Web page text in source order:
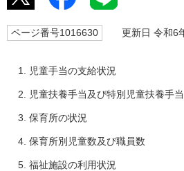
ページ番号1016630 更新日 令和6
児童手当の支給状況
児童扶養手当及び特別児童扶養手
保育所の状況
保育所別児童数及び職員数
福祉施設の利用状況